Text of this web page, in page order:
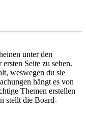
unter den
Seite zu sehen.
weswegen du sie
hängt es von
Themen erstellen
stellt die Board-